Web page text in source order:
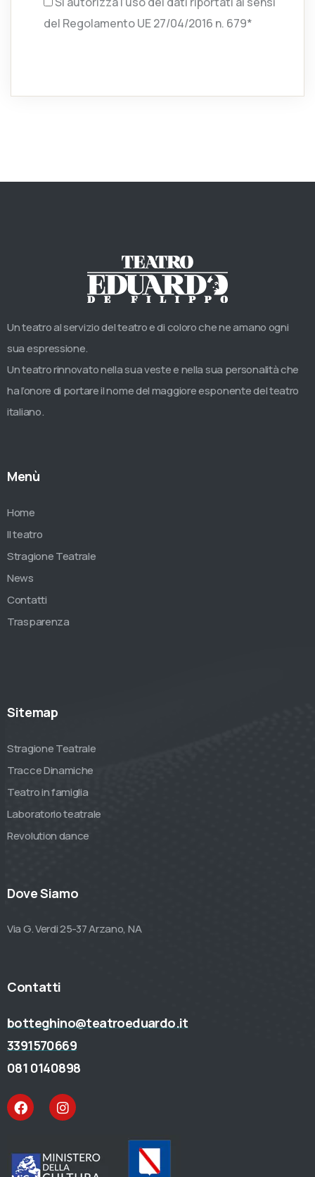
del Regolamento UE 27/04/2016 n. 679*
Un teatro al servizio del teatro e di coloro che ne amano ogni
sua espressione.
Un teatro rinnovato nella sua veste e nella sua personalità che
ha l’onore di portare il nome del maggiore esponente del teatro
italiano.
Menù
Home
Il teatro
Stragione Teatrale
News
Contatti
Trasparenza
Sitemap
Stragione Teatrale
Tracce Dinamiche
Teatro in famiglia
Laboratorio teatrale
Revolution dance
Dove Siamo
Via G. Verdi 25-37 Arzano, NA
Contatti
botteghino@teatroeduardo.it
3391570669
081 0140898